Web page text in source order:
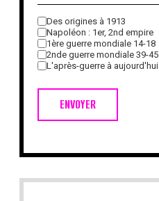
ENVOYER
Des origines à 1913
Napoléon : 1er, 2nd empire
1ère guerre mondiale 14-18
2nde guerre mondiale 39-45
L'après-guerre à aujourd'hui